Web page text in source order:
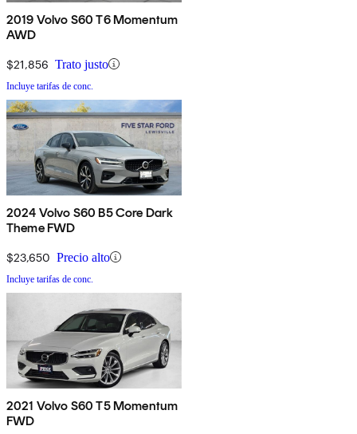
2019 Volvo S60 T6 Momentum
AWD
$21,856 Trato justo
Incluye tarifas de conc.
2024 Volvo S60 B5 Core Dark
Theme FWD
$23,650 Precio alto
Incluye tarifas de conc.
2021 Volvo S60 T5 Momentum
FWD